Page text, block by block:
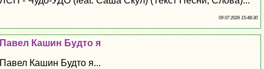
09 07 2026 15:48:30
Павел Кашин Будто я
Павел Кашин Будто я...